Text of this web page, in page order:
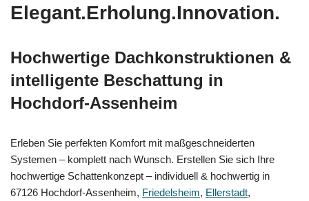
Elegant.Erholung.Innovation.
Hochwertige Dachkonstruktionen &
intelligente Beschattung in
Hochdorf-Assenheim
Erleben Sie perfekten Komfort mit maßgeschneiderten
Systemen – komplett nach Wunsch. Erstellen Sie sich Ihre
hochwertige Schattenkonzept – individuell & hochwertig in
67126 Hochdorf-Assenheim, Friedelsheim, Ellerstadt,